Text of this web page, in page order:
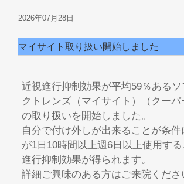
2026年07月28日
マイサイト取り扱い開始しました
近視進行抑制効果が平均59％あるソ
クトレンズ（マイサイト）（クーパ
の取り扱いを開始しました。
自分で付け外しが出来ることが条
が1日10時間以上週6日以上使用す
進行抑制効果が得られます。
詳細ご興味のある方はご来院くださ